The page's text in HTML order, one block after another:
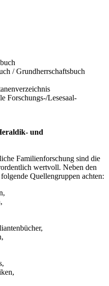
/ Grundherrschaftsbuch
Forschungs-/Lesesaal-
und
Familienforschung sind die
wertvoll. Neben den
Quellengruppen achten: